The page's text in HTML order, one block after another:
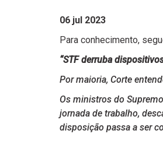
06 jul 2023
Para conhecimento,
“STF derruba
Por maioria, Corte
Os ministros do
jornada de trabalho,
disposição passa a ser